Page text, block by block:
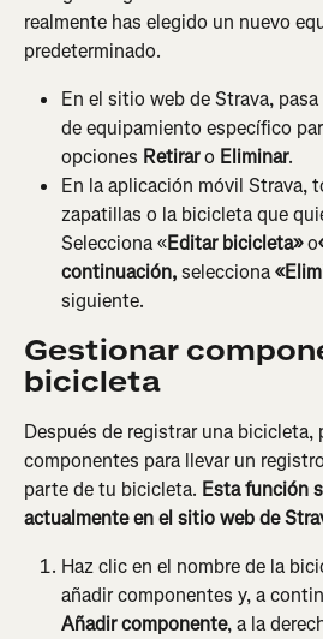
realmente has elegido un nuevo
predeterminado.
En el sitio web de Strava,
de equipamiento específico
opciones Retirar o Eliminar.
En la aplicación móvil Strava,
zapatillas o la bicicleta que
Selecciona «Editar bicicleta» o
continuación, selecciona
siguiente.
Gestionar
bicicleta
Después de registrar una bicicleta,
componentes para llevar un
parte de tu bicicleta. Esta función
actualmente en el sitio web de
Haz clic en el nombre de la
añadir componentes y, a
Añadir componente, a la